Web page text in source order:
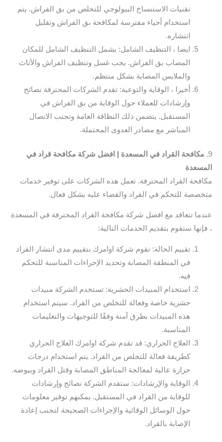
تقنيات الاستنساخ البيولوجي للتخلص من بق الفراش. يتم
استخدام أحياء مفترسة لمكافحة بق الفراش وتقليل
انتشاره.
ايضا ، التنظيف الشامل: يشمل التنظيف الشامل للمكان
المصاب بق الفراش. يجب غسل وتنظيف الفراش والأثاث
والملابس المصابة بشكل منتظم.
أخيرا ، الوقاية والتوعية: تقدم الشركات المحترفة نصائح
وإرشادات للعملاء حول الوقاية من بق الفراش في
المستقبل. يتضمن ذلك النظافة العامة وتجنب الاتصال
المباشر مع مصادر العدوى المحتملة.
9. مكافحة القراد في المسعدة | افضل شركة مكافحة قراد في
المسعدة
مكافحة القراد المحترفة. تعمل هذه الشركات على توفير خدمات
متخصصة للتحكم في القراد والقضاء عليه بشكل فعال.
عندما تتعاقد مع افضل شركة مكافحة القراد المحترفة في المسعدة
، فإنها ستقوم بتقديم الخدمات التالية:
تقييم الحالة: تقوم شركة اوامرك بتقييم مدى انتشار القراد
في المنطقة المصابة وتحديد الإجراءات المناسبة للتحكم
فيه.
استخدام المبيدات الحشرية: تستخدم الشركة مبيدات
حشرية خاصة وفعالة للتخلص من القراد. سيتم استخدام
هذه المبيدات بطرق آمنة وفقًا للتوجيهات والتعليمات
المناسبة.
العلاج الحراري: قد تقدم شركة اوامرك العلاج الحراري
كطريقة فعالة للتخلص من القراد. يتم استخدام درجات
حرارة عالية لمعالجة المناطق المصابة وقتل القراد وبيوضه.
الوقاية والإرشادات: ستقدم الشركة نصائح وإرشادات
للوقاية من القراد في المستقبل. يمكنهم توفير معلومات
حول الوسائل الوقائية والإجراءات الصحيحة لتجنب إعادة
الإصابة بالقراد.